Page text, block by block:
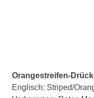
Orangestreifen-
Englisch: Striped/